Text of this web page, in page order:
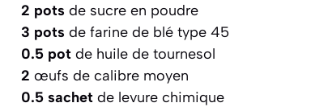
2 pots de sucre en poudre
3 pots de farine de blé type 45
0.5 pot de huile de tournesol
2 œufs de calibre moyen
0.5 sachet de levure chimique